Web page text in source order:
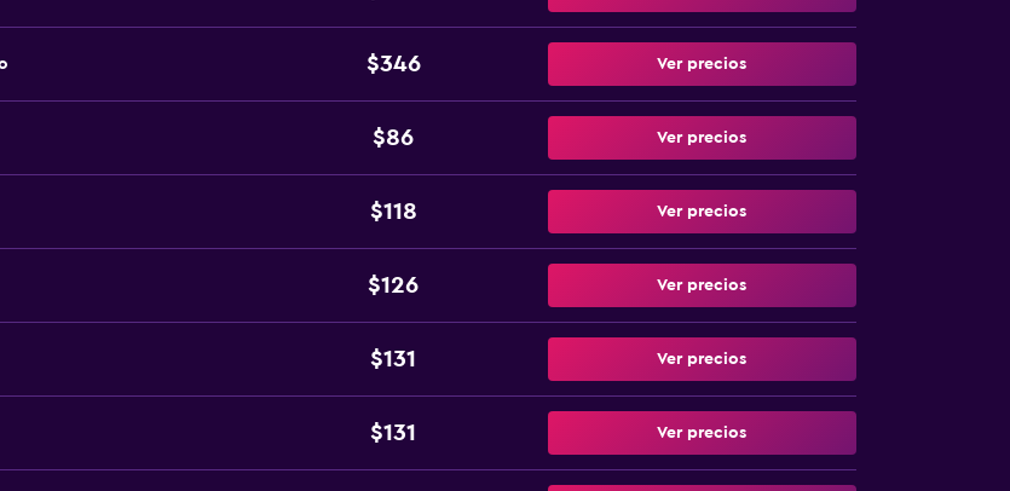
$346 Ver precios
$86 Ver precios
$118 Ver precios
$126 Ver precios
$131 Ver precios
$131 Ver precios